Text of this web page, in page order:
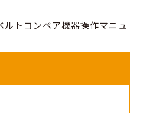
トコンベア機器操作マニュ